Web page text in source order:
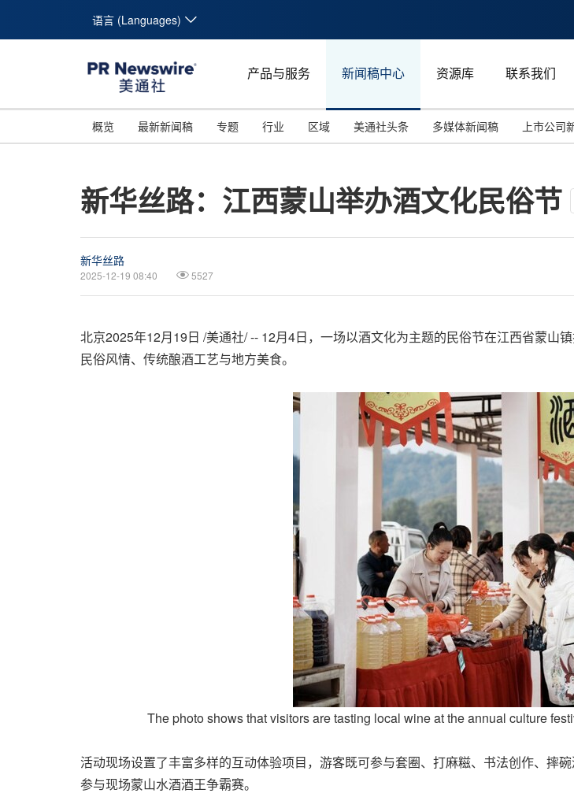
语言 (Languages)
产品与服务 新闻稿中心 资源库 联系我们
概览 最新新闻稿 专题 行业 区域 美通社头条 多媒体新闻稿 上市公司
新华丝路：江西蒙山举办酒文化民俗节
新华丝路
2025-12-19 08:40 5527
北京2025年12月19日 /美通社/ -- 12月4日，一场以酒文化为主题的民俗节在江西省蒙山
民俗风情、传统酿酒工艺与地方美食。
The photo shows that visitors are tasting local wine at the annual culture
活动现场设置了丰富多样的互动体验项目，游客既可参与套圈、打麻糍、书法创作、摔
参与现场蒙山水酒酒王争霸赛。